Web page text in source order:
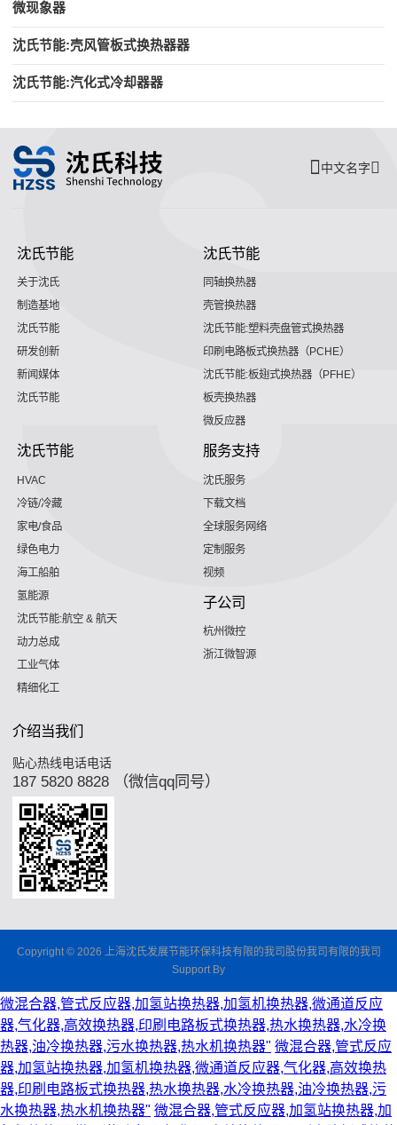
微现象器
沈氏节能:壳风管板式换热器器
沈氏节能:汽化式冷却器器
中文名字
沈氏节能
关于沈氏
制造基地
沈氏节能
研发创新
新闻媒体
沈氏节能
沈氏节能
同轴换热器
壳管换热器
沈氏节能:塑料壳盘管式换热器
印刷电路板式换热器（PCHE）
沈氏节能:板翅式换热器（PFHE）
板壳换热器
微反应器
沈氏节能
HVAC
冷链/冷藏
家电/食品
绿色电力
海工船舶
氢能源
沈氏节能:航空 & 航天
动力总成
工业气体
精细化工
服务支持
沈氏服务
下载文档
全球服务网络
定制服务
视频
子公司
杭州微控
浙江微智源
介绍当我们
贴心热线电话电话
187 5820 8828 （微信qq同号）
Copyright © 2026 上海沈氏发展节能环保科技有限的我司股份我司有限的我司
Support By
微混合器,管式反应器,加氢站换热器,加氢机换热器,微通道反应
器,气化器,高效换热器,印刷电路板式换热器,热水换热器,水冷换
热器,油冷换热器,污水换热器,热水机换热器" 微混合器,管式反应
器,加氢站换热器,加氢机换热器,微通道反应器,气化器,高效换热
器,印刷电路板式换热器,热水换热器,水冷换热器,油冷换热器,污
水换热器,热水机换热器" 微混合器,管式反应器,加氢站换热器,加